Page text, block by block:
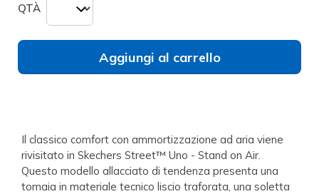
QTÀ
Aggiungi al carrello
Il classico comfort con ammortizzazione ad aria viene
rivisitato in Skechers Street™ Uno - Stand on Air.
Questo modello allacciato di tendenza presenta una
tomaia in materiale tecnico liscio traforata, una soletta